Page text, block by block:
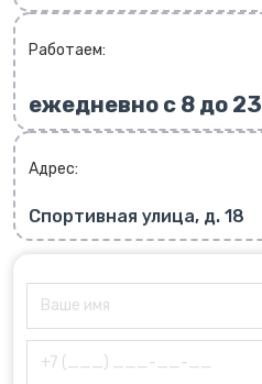
Работаем:
ежедневно с 8 до 23
Адрес:
Спортивная улица, д. 18